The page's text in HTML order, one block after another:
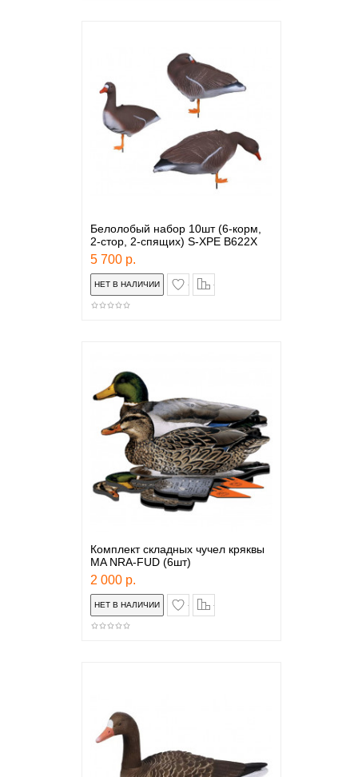
Белолобый набор 10шт (6-корм,
2-стор, 2-спящих) S-XPE B622X
5 700 р.
в закладки
Комплект складных чучел кряквы
MA NRA-FUD (6шт)
2 000 р.
в закладки